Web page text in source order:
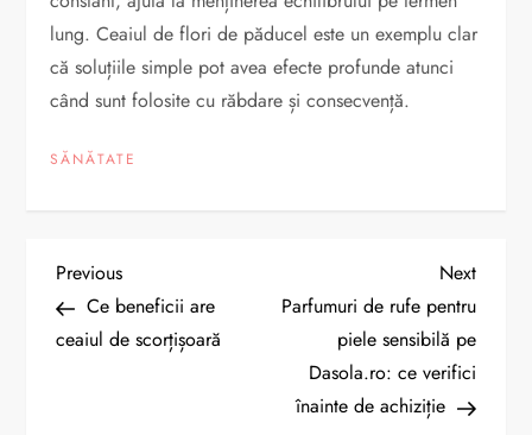
lung. Ceaiul de flori de păducel este un exemplu clar
că soluțiile simple pot avea efecte profunde atunci
când sunt folosite cu răbdare și consecvență.
SĂNĂTATE
N
a
Previous
Post
Previous
Ce beneficii are
ceaiul de scorțișoară
Next
Post
Next
Parfumuri de rufe pentru
piele sensibilă pe
Dasola.ro: ce verifici
înainte de achiziție